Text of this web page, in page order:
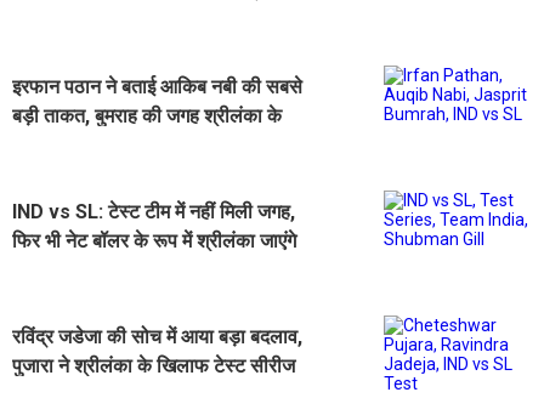
इरफान पठान ने बताई आकिब नबी की सबसे
बड़ी ताकत, बुमराह की जगह श्रीलंका के
IND vs SL: टेस्ट टीम में नहीं मिली जगह,
फिर भी नेट बॉलर के रूप में श्रीलंका जाएंगे
रविंद्र जडेजा की सोच में आया बड़ा बदलाव,
पुजारा ने श्रीलंका के खिलाफ टेस्ट सीरीज